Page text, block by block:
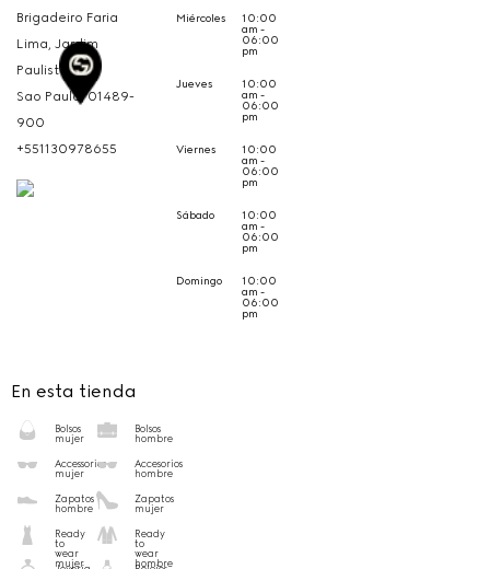
Brigadeiro Faria
Lima, Jardim
Paulistano
Sao Paulo, 01489-
900
+551130978655
Miércoles 10:00
am -
06:00
pm
Jueves 10:00
am -
06:00
pm
Viernes 10:00
am -
06:00
pm
Sábado 10:00
am -
06:00
pm
Domingo 10:00
am -
06:00
pm
En esta tienda
Bolsos
mujer
Bolsos
hombre
Accessorios
mujer
Accesorios
hombre
Zapatos
hombre
Zapatos
mujer
Ready
to
wear
mujer
Ready
to
wear
hombre